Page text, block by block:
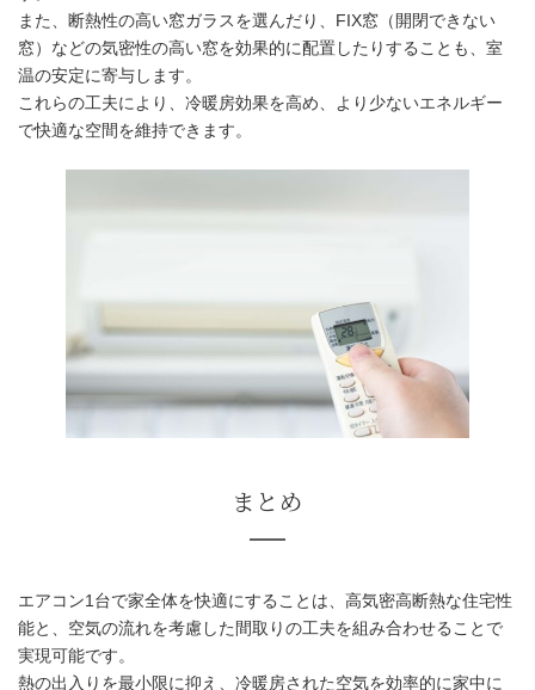
窓や日差し対策で室温を保つ
また、断熱性の高い窓ガラスを選んだり、FIX窓（開閉できない
窓）などの気密性の高い窓を効果的に配置したりすることも、室
温の安定に寄与します。
これらの工夫により、冷暖房効果を高め、より少ないエネルギー
で快適な空間を維持できます。
エアコン1台で家全体を快適にすることは、高気密高断熱な住宅性
能と、空気の流れを考慮した間取りの工夫を組み合わせることで
実現可能です。
熱の出入りを最小限に抑え、冷暖房された空気を効率的に家中に